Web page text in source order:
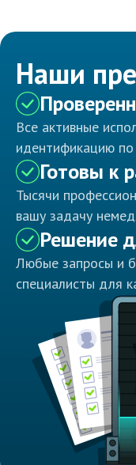
Наши
Все активные
идентификацию по
Готовы к
Тысячи
вашу задачу
Решение
Любые запросы и
специалисты для